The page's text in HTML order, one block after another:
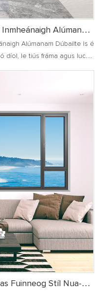
Alúmanam
Alúmanam Dúbailte Is é
díol, le tiús fráma agus lucht
compordach agus
Fuinneog Stíl Nua-